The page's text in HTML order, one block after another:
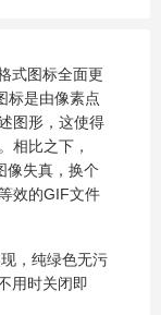
式图标全面更
标是由像素点
图形，这使得
相比之下，
像失真，换个
效的GIF文件
，纯绿色无污
用时关闭即